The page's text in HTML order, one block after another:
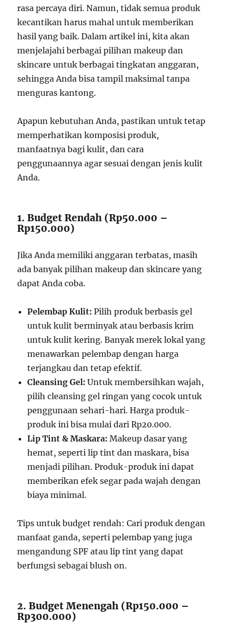
rasa percaya diri. Namun, tidak semua produk
kecantikan harus mahal untuk memberikan
hasil yang baik. Dalam artikel ini, kita akan
menjelajahi berbagai pilihan makeup dan
skincare untuk berbagai tingkatan anggaran,
sehingga Anda bisa tampil maksimal tanpa
menguras kantong.
Apapun kebutuhan Anda, pastikan untuk tetap
memperhatikan komposisi produk,
manfaatnya bagi kulit, dan cara
penggunaannya agar sesuai dengan jenis kulit
Anda.
1. Budget Rendah (Rp50.000 –
Rp150.000)
Jika Anda memiliki anggaran terbatas, masih
ada banyak pilihan makeup dan skincare yang
dapat Anda coba.
Pelembap Kulit: Pilih produk berbasis gel
untuk kulit berminyak atau berbasis krim
untuk kulit kering. Banyak merek lokal yang
menawarkan pelembap dengan harga
terjangkau dan tetap efektif.
Cleansing Gel: Untuk membersihkan wajah,
pilih cleansing gel ringan yang cocok untuk
penggunaan sehari-hari. Harga produk-
produk ini bisa mulai dari Rp20.000.
Lip Tint & Maskara: Makeup dasar yang
hemat, seperti lip tint dan maskara, bisa
menjadi pilihan. Produk-produk ini dapat
memberikan efek segar pada wajah dengan
biaya minimal.
Tips untuk budget rendah: Cari produk dengan
manfaat ganda, seperti pelembap yang juga
mengandung SPF atau lip tint yang dapat
berfungsi sebagai blush on.
2. Budget Menengah (Rp150.000 –
Rp300.000)